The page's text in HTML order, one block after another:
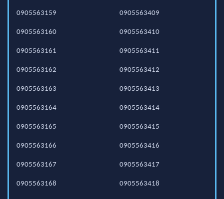
0905563159
0905563160
0905563161
0905563162
0905563163
0905563164
0905563165
0905563166
0905563167
0905563168
0905563409
0905563410
0905563411
0905563412
0905563413
0905563414
0905563415
0905563416
0905563417
0905563418